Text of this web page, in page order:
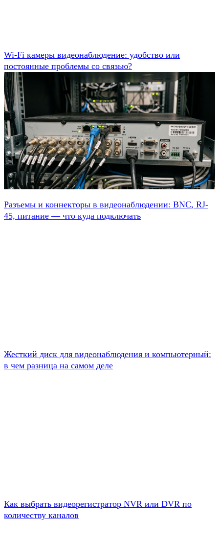
Wi-Fi камеры видеонаблюдение: удобство или
постоянные проблемы со связью?
Разъемы и коннекторы в видеонаблюдении: BNC, RJ-
45, питание — что куда подключать
Жесткий диск для видеонаблюдения и компьютерный:
в чем разница на самом деле
Как выбрать видеорегистратор NVR или DVR по
количеству каналов